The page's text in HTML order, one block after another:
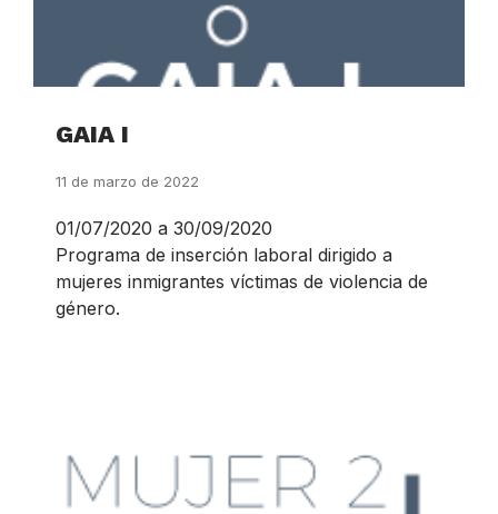
GAIA I
11 de marzo de 2022
01/07/2020 a 30/09/2020
Programa de inserción laboral dirigido a
mujeres inmigrantes víctimas de violencia de
género.